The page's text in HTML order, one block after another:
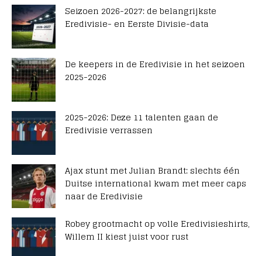
Seizoen 2026-2027: de belangrijkste
Eredivisie- en Eerste Divisie-data
De keepers in de Eredivisie in het seizoen
2025-2026
2025-2026: Deze 11 talenten gaan de
Eredivisie verrassen
Ajax stunt met Julian Brandt: slechts één
Duitse international kwam met meer caps
naar de Eredivisie
Robey grootmacht op volle Eredivisieshirts,
Willem II kiest juist voor rust